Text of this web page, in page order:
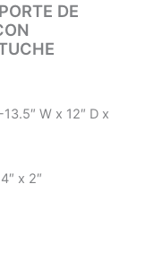
DE
W x 12″ D x
x 2″